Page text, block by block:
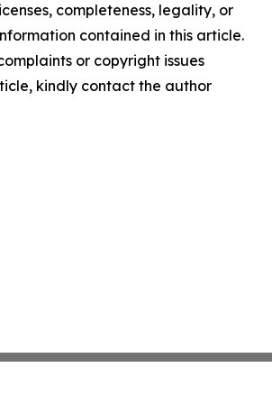
completeness, legality, or
contained in this article.
or copyright issues
kindly contact the author